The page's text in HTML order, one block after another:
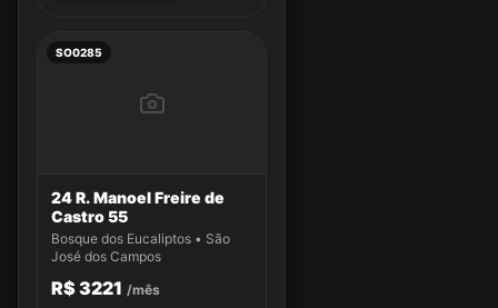
SO0285
24 R. Manoel Freire de
Castro 55
Bosque dos Eucaliptos • São
José dos Campos
R$ 3221 /mês